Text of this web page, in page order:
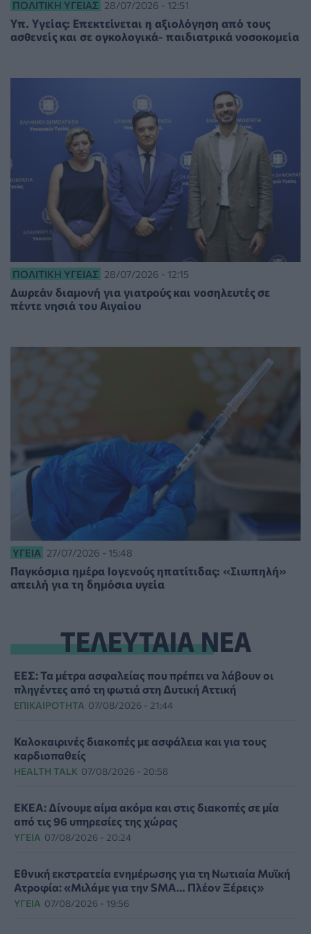
ΠΟΛΙΤΙΚΉ ΥΓΕΊΑΣ 28/07/2026 - 12:51
Υπ. Υγείας: Επεκτείνεται η αξιολόγηση από τους
ασθενείς και σε ογκολογικά- παιδιατρικά νοσοκομεία
ΠΟΛΙΤΙΚΉ ΥΓΕΊΑΣ 28/07/2026 - 12:15
Δωρεάν διαμονή για γιατρούς και νοσηλευτές σε
πέντε νησιά του Αιγαίου
ΥΓΕΊΑ 27/07/2026 - 15:48
Παγκόσμια ημέρα Ιογενούς ηπατίτιδας: «Σιωπηλή»
απειλή για τη δημόσια υγεία
ΤΕΛΕΥΤΑΙΑ ΝΕΑ
ΕΕΣ: Τα μέτρα ασφαλείας που πρέπει να λάβουν οι
πληγέντες από τη φωτιά στη Δυτική Αττική
ΕΠΙΚΑΙΡΌΤΗΤΑ 07/08/2026 - 21:44
Καλοκαιρινές διακοπές με ασφάλεια και για τους
καρδιοπαθείς
HEALTH TALK 07/08/2026 - 20:58
ΕΚΕΑ: Δίνουμε αίμα ακόμα και στις διακοπές σε μία
από τις 96 υπηρεσίες της χώρας
ΥΓΕΊΑ 07/08/2026 - 20:24
Εθνική εκστρατεία ενημέρωσης για τη Νωτιαία Μυϊκή
Ατροφία: «Μιλάμε για την SMA… Πλέον Ξέρεις»
ΥΓΕΊΑ 07/08/2026 - 19:56